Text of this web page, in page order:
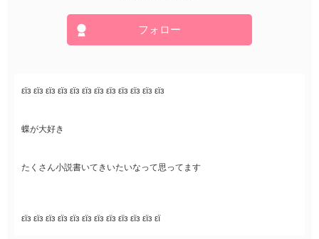
フォロー
εïз εïз εïз εïз εïз εïз εïз εïз εïз εïз εïз εïз
蝶が大好き
たくさん小説書いてきいたいなって思ってます
εïз εïз εïз εïз εïз εïз εïз εïз εïз εïз εïз εï